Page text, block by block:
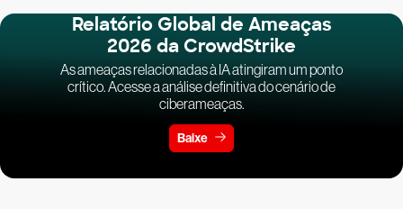
Relatório Global de Ameaças
2026 da CrowdStrike
As ameaças relacionadas à IA atingiram um ponto
crítico. Acesse a análise definitiva do cenário de
ciberameaças.
Baixe